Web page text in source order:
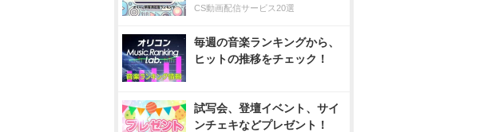
CS動画配信サービス20選
毎週の音楽ランキングから、
ヒットの推移をチェック！
試写会、登壇イベント、サイ
ンチェキなどプレゼント！